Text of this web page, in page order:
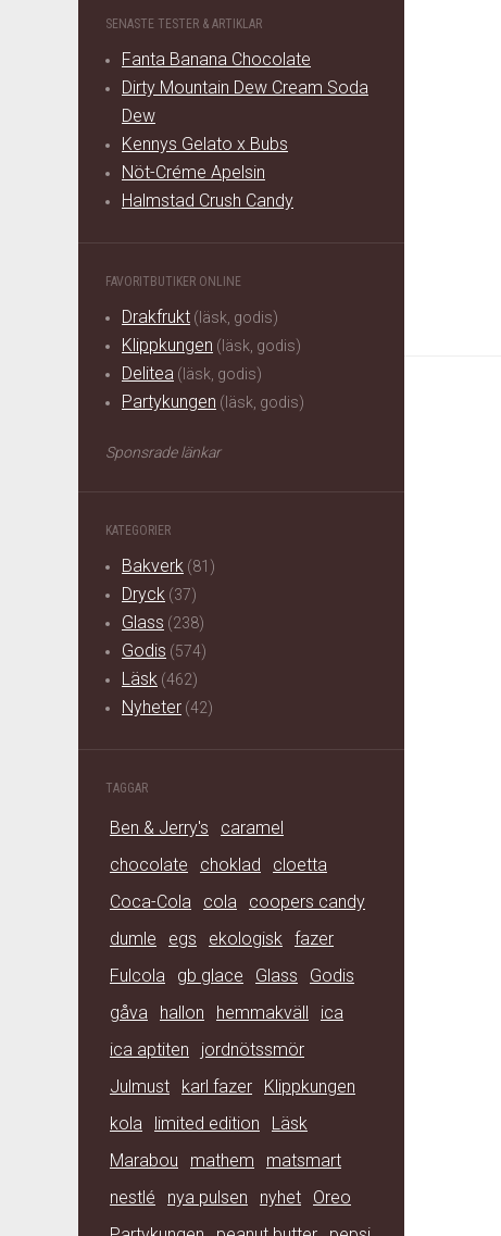
SENASTE TESTER & ARTIKLAR
Fanta Banana Chocolate
Dirty Mountain Dew Cream Soda
Dew
Kennys Gelato x Bubs
Nöt-Créme Apelsin
Halmstad Crush Candy
FAVORITBUTIKER ONLINE
Drakfrukt (läsk, godis)
Klippkungen (läsk, godis)
Delitea (läsk, godis)
Partykungen (läsk, godis)
Sponsrade länkar
KATEGORIER
Bakverk (81)
Dryck (37)
Glass (238)
Godis (574)
Läsk (462)
Nyheter (42)
TAGGAR
Ben & Jerry's
caramel
chocolate
choklad
cloetta
Coca-Cola
cola
coopers candy
dumle
egs ekologisk fazer
Fulcola
gb glace Glass
Godis
gåva
hallon hemmakväll
ica
ica aptiten
jordnötssmör
Julmust
karl fazer
Klippkungen
kola
limited edition
Läsk
Marabou
mathem
matsmart
nestlé
nya pulsen nyhet
Oreo